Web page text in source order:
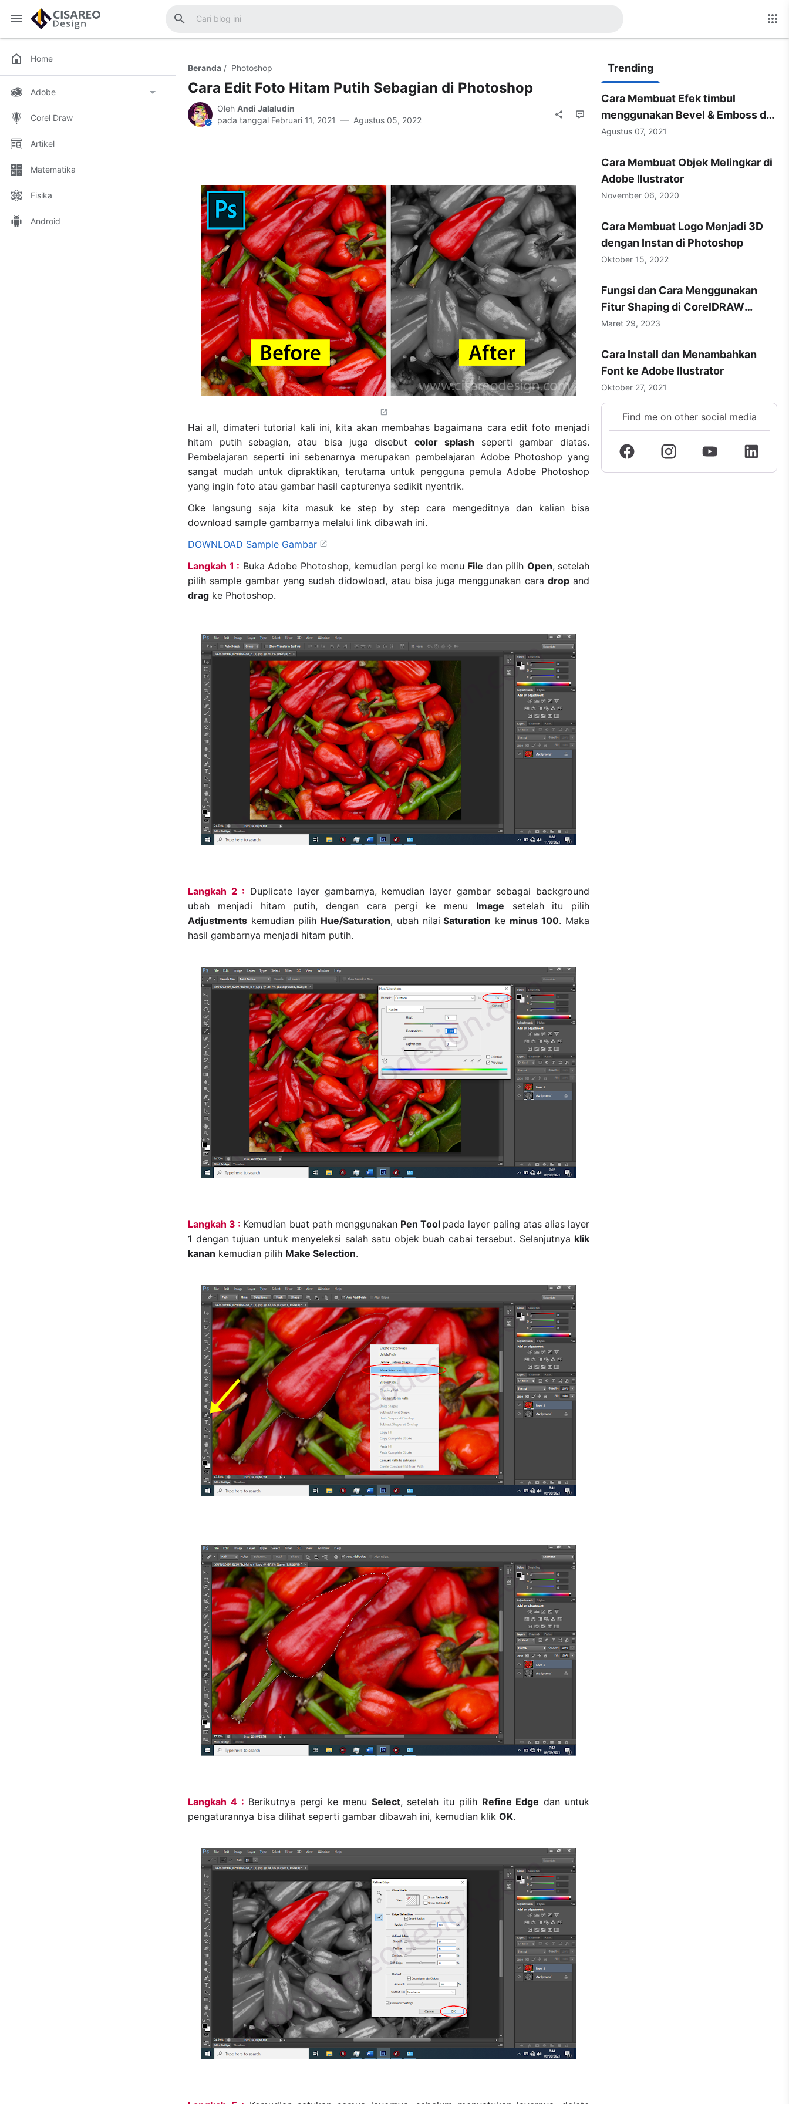
Cisareo Design - Tutorial Edukasi
Home
Adobe
Adobe Ilustrator
Photoshop
Corel Draw
Artikel
Matematika
Fisika
Android
Beranda Photoshop
Cara Edit Foto Hitam Putih Sebagian di Photoshop
Oleh Andi Jalaludin
pada tanggal Februari 11, 2021 Agustus 05, 2022
Hai all, dimateri tutorial kali ini, kita akan membahas bagaimana cara edit foto menjadi
hitam putih sebagian, atau bisa juga disebutcolor splash seperti gambar diatas.
Pembelajaran seperti ini sebenarnya merupakan pembelajaran Adobe Photoshop yang
sangat mudah untuk dipraktikan, terutama untuk pengguna pemula Adobe Photoshop
yang ingin foto atau gambar hasil capturenya sedikit nyentrik.
Oke langsung saja kita masuk ke step by step cara mengeditnya dan kalian bisa
download sample gambarnya melalui link dibawah ini.
DOWNLOAD Sample Gambar
Langkah 1 : Buka Adobe Photoshop, kemudian pergi ke menu File dan pilih Open, setelah
pilih sample gambar yang sudah didowload, atau bisa juga menggunakan cara dropand
drag ke Photoshop.
Langkah 2 : Duplicate layer gambarnya, kemudian layer gambar sebagai background
ubah menjadi hitam putih, dengan cara pergi ke menu Image setelah itu pilih
Adjustments kemudian pilih Hue/Saturation, ubah nilai Saturation ke minus 100. Maka
hasil gambarnya menjadi hitam putih.
Langkah 3 : Kemudian buat path menggunakan Pen Tool pada layer paling atas alias layer
1 dengan tujuan untuk menyeleksi salah satu objek buah cabai tersebut. Selanjutnya klik
kanan kemudian pilih Make Selection.
Langkah 4 : Berikutnya pergi ke menu Select, setelah itu pilih Refine Edge dan untuk
pengaturannya bisa dilihat seperti gambar dibawah ini, kemudian klik OK.
Trending
Cara Membuat Efek timbul
menggunakan Bevel & Emboss di
Photoshop
Agustus 07, 2021
Cara Membuat Objek Melingkar di
Adobe Ilustrator
November 06, 2020
Cara Membuat Logo Menjadi 3D
dengan Instan di Photoshop
Oktober 15, 2022
Fungsi dan Cara Menggunakan
Fitur Shaping di CorelDRAW
dengan Mudah
Maret 29, 2023
Cara Install dan Menambahkan
Font ke Adobe Ilustrator
Oktober 27, 2021
Find me on other social media